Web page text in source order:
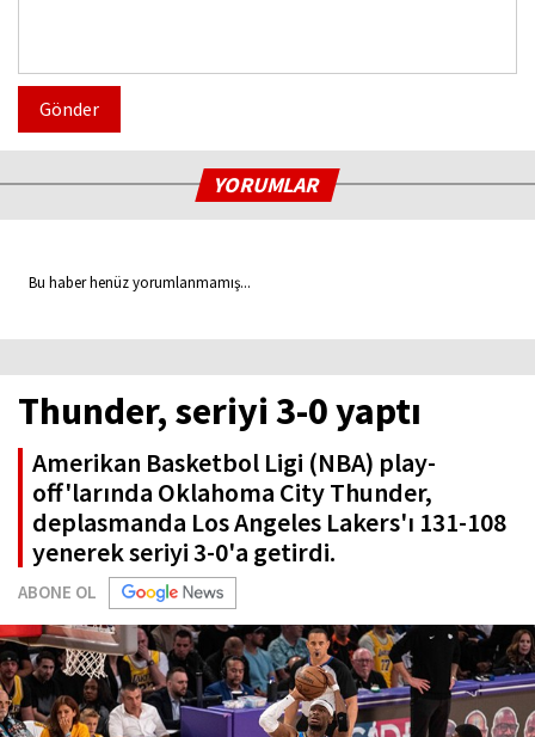
Gönder
YORUMLAR
Bu haber henüz yorumlanmamış...
Thunder, seriyi 3-0 yaptı
Amerikan Basketbol Ligi (NBA) play-
off'larında Oklahoma City Thunder,
deplasmanda Los Angeles Lakers'ı 131-108
yenerek seriyi 3-0'a getirdi.
ABONE OL